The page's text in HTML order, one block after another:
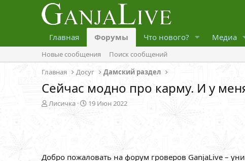
Главная Форумы Что нового? Медиа
Новые сообщения
Поиск сообщений
Главная
Досуг Дамский раздел
Сейчас модно про карму. И у
А
е
Лисичка
Д
ч
19 Июн 2022
Добро пожаловать на форум гроверов GanjaLive –